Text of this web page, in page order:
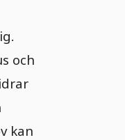
och
kan